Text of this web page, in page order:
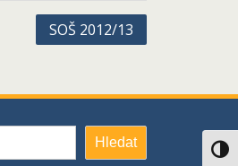
SOŠ 2012/13
Hledat